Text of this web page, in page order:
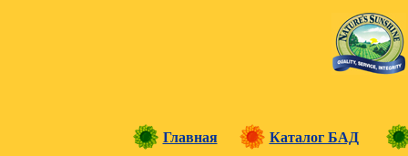
Главная Каталог БАД